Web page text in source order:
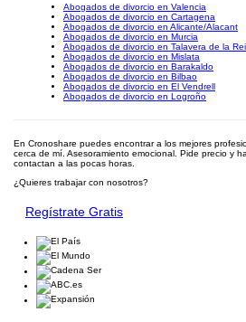
Abogados de divorcio en Valencia
Abogados de divorcio en Cartagena
Abogados de divorcio en Alicante/Alacant
Abogados de divorcio en Murcia
Abogados de divorcio en Talavera de la
Abogados de divorcio en Mislata
Abogados de divorcio en Barakaldo
Abogados de divorcio en Bilbao
Abogados de divorcio en El Vendrell
Abogados de divorcio en Logroño
En Cronoshare puedes encontrar a los mejores
cerca de mí. Asesoramiento emocional. Pide precio y
contactan a las pocas horas.
¿Quieres trabajar con nosotros?
Regístrate Gratis